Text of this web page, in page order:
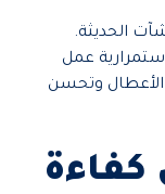
الحديثة.
عمل
الأعطال وتحسن
كفاءة